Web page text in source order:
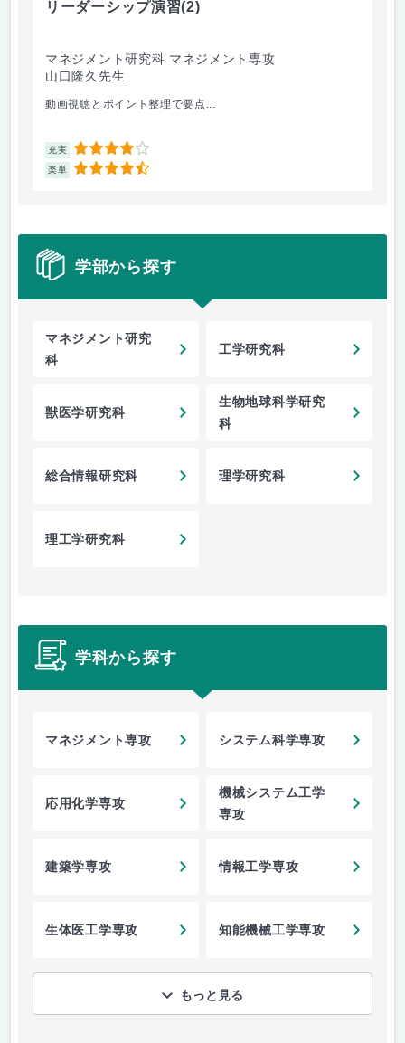
リーダーシップ演習(2)
マネジメント研究科 マネジメント専攻
山口隆久先生
動画視聴とポイント整理で要点...
充実 4
楽単 4.5
学部から探す
マネジメント研究
科
工学研究科
獣医学研究科
生物地球科学研究
科
総合情報研究科 理学研究科
理工学研究科
学科から探す
マネジメント専攻 システム科学専攻
応用化学専攻
機械システム工学
専攻
建築学専攻 情報工学専攻
生体医工学専攻 知能機械工学専攻
もっと見る